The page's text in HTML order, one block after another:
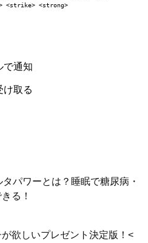
<strike> <strong>
で通知
け取る
パワーとは？睡眠で糖尿病・
る！
欲しいプレゼント決定版！<